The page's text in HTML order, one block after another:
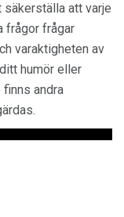
att varje
frågor frågar
varaktigheten av
humör eller
andra